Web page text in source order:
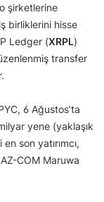
şirketlerine
birliklerini hisse
Ledger (XRPL)
transfer
6 Ağustos’ta
yene (yaklaşık
son yatırımcı,
COM Maruwa